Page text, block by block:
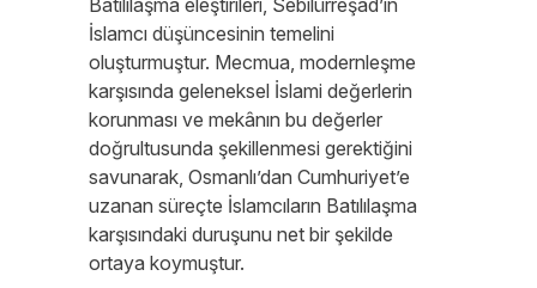
Batılılaşma eleştirileri, Sebilürreşad’ın
İslamcı düşüncesinin temelini
oluşturmuştur. Mecmua, modernleşme
karşısında geleneksel İslami değerlerin
korunması ve mekânın bu değerler
doğrultusunda şekillenmesi gerektiğini
savunarak, Osmanlı’dan Cumhuriyet’e
uzanan süreçte İslamcıların Batılılaşma
karşısındaki duruşunu net bir şekilde
ortaya koymuştur.